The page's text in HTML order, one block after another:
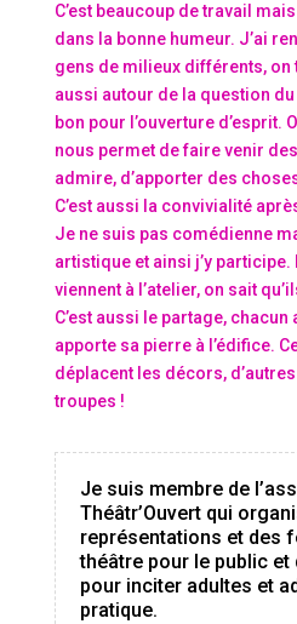
C’est beaucoup de travail
dans la bonne humeur. J’ai
gens de milieux différents,
aussi autour de la question du
bon pour l’ouverture d’esprit.
nous permet de faire venir
admire, d’apporter des
C’est aussi la convivialité
Je ne suis pas comédienne
artistique et ainsi j’y participe.
viennent à l’atelier, on sait
C’est aussi le partage,
apporte sa pierre à l’édifice.
déplacent les décors,
troupes !
Je suis membre de
Théâtr’Ouvert qui
représentations et des
théâtre pour le public et
pour inciter adultes et
pratique.